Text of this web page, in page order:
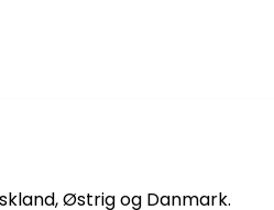
Østrig og Danmark.